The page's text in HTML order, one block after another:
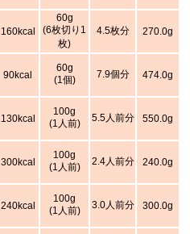
160kcal
60g
(6枚切り1
枚)
4.5枚分 270.0g
90kcal
60g
(1個)
7.9個分 474.0g
130kcal
100g
(1人前)
5.5人前分 550.0g
300kcal
100g
(1人前)
2.4人前分 240.0g
240kcal
100g
(1人前)
3.0人前分 300.0g